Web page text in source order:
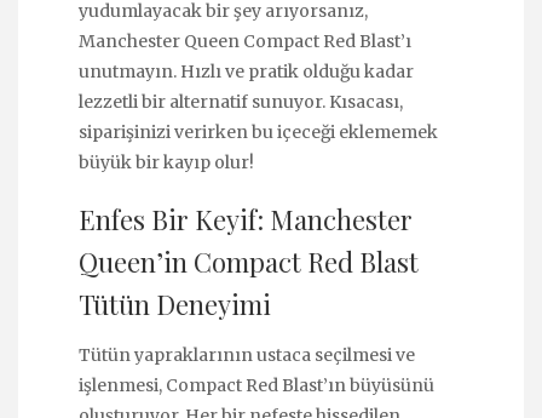
yudumlayacak bir şey arıyorsanız,
Manchester Queen Compact Red Blast’ı
unutmayın. Hızlı ve pratik olduğu kadar
lezzetli bir alternatif sunuyor. Kısacası,
siparişinizi verirken bu içeceği eklememek
büyük bir kayıp olur!
Enfes Bir Keyif: Manchester
Queen’in Compact Red Blast
Tütün Deneyimi
Tütün yapraklarının ustaca seçilmesi ve
işlenmesi, Compact Red Blast’ın büyüsünü